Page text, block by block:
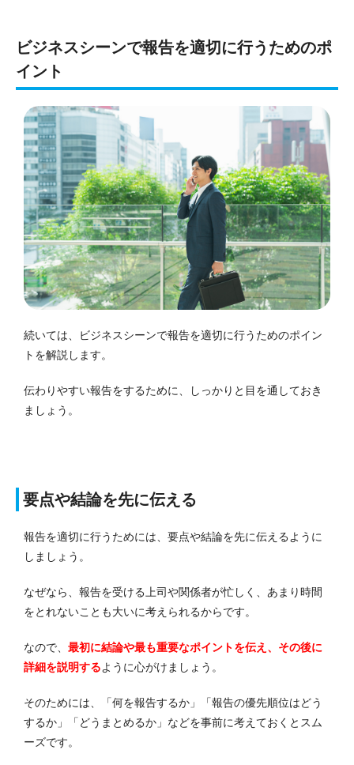
ビジネスシーンで報告を適切に行うためのポ
イント
続いては、ビジネスシーンで報告を適切に行うためのポイン
トを解説します。
伝わりやすい報告をするために、しっかりと目を通しておき
ましょう。
要点や結論を先に伝える
報告を適切に行うためには、要点や結論を先に伝えるように
しましょう。
なぜなら、報告を受ける上司や関係者が忙しく、あまり時間
をとれないことも大いに考えられるからです。
なので、 最初に結論や最も重要なポイントを伝え、その後に
詳細を説明するように心がけましょう。
そのためには、「何を報告するか」「報告の優先順位はどう
するか」「どうまとめるか」などを事前に考えておくとスム
ーズです。